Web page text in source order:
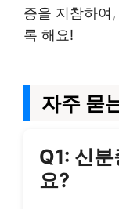
증을 지참하여
록 해요!
자주 묻
Q1: 신
요?